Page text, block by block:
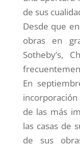
de sus
Desde que
obras en
Sotheby’s,
En
de las más
las casas de
de sus